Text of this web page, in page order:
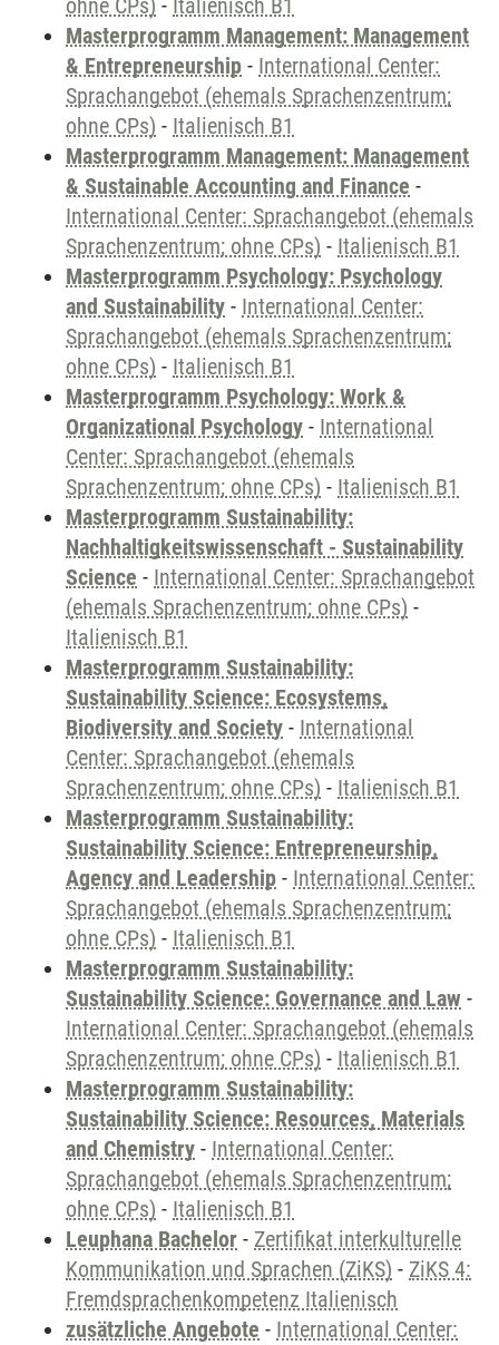
ohne CPs) - Italienisch B1
Masterprogramm Management: Management
& Entrepreneurship - International Center:
Sprachangebot (ehemals Sprachenzentrum;
ohne CPs) - Italienisch B1
Masterprogramm Management: Management
& Sustainable Accounting and Finance -
International Center: Sprachangebot (ehemals
Sprachenzentrum; ohne CPs) - Italienisch B1
Masterprogramm Psychology: Psychology
and Sustainability - International Center:
Sprachangebot (ehemals Sprachenzentrum;
ohne CPs) - Italienisch B1
Masterprogramm Psychology: Work &
Organizational Psychology - International
Center: Sprachangebot (ehemals
Sprachenzentrum; ohne CPs) - Italienisch B1
Masterprogramm Sustainability:
Nachhaltigkeitswissenschaft - Sustainability
Science - International Center: Sprachangebot
(ehemals Sprachenzentrum; ohne CPs) -
Italienisch B1
Masterprogramm Sustainability:
Sustainability Science: Ecosystems,
Biodiversity and Society - International
Center: Sprachangebot (ehemals
Sprachenzentrum; ohne CPs) - Italienisch B1
Masterprogramm Sustainability:
Sustainability Science: Entrepreneurship,
Agency and Leadership - International Center:
Sprachangebot (ehemals Sprachenzentrum;
ohne CPs) - Italienisch B1
Masterprogramm Sustainability:
Sustainability Science: Governance and Law -
International Center: Sprachangebot (ehemals
Sprachenzentrum; ohne CPs) - Italienisch B1
Masterprogramm Sustainability:
Sustainability Science: Resources, Materials
and Chemistry - International Center:
Sprachangebot (ehemals Sprachenzentrum;
ohne CPs) - Italienisch B1
Leuphana Bachelor - Zertifikat interkulturelle
Kommunikation und Sprachen (ZiKS) - ZiKS 4:
Fremdsprachenkompetenz Italienisch
zusätzliche Angebote - International Center: